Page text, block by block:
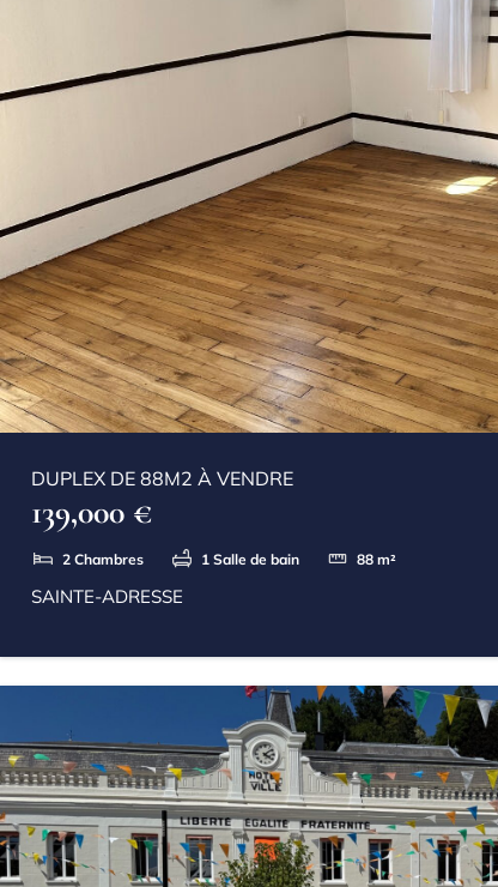
DUPLEX DE 88M2 À VENDRE
139,000 €
2 Chambres 1 Salle de bain 88 m²
SAINTE-ADRESSE